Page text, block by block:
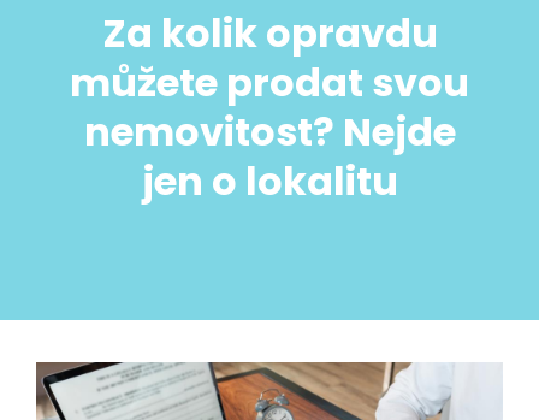
Za kolik opravdu
můžete prodat svou
nemovitost? Nejde
jen o lokalitu